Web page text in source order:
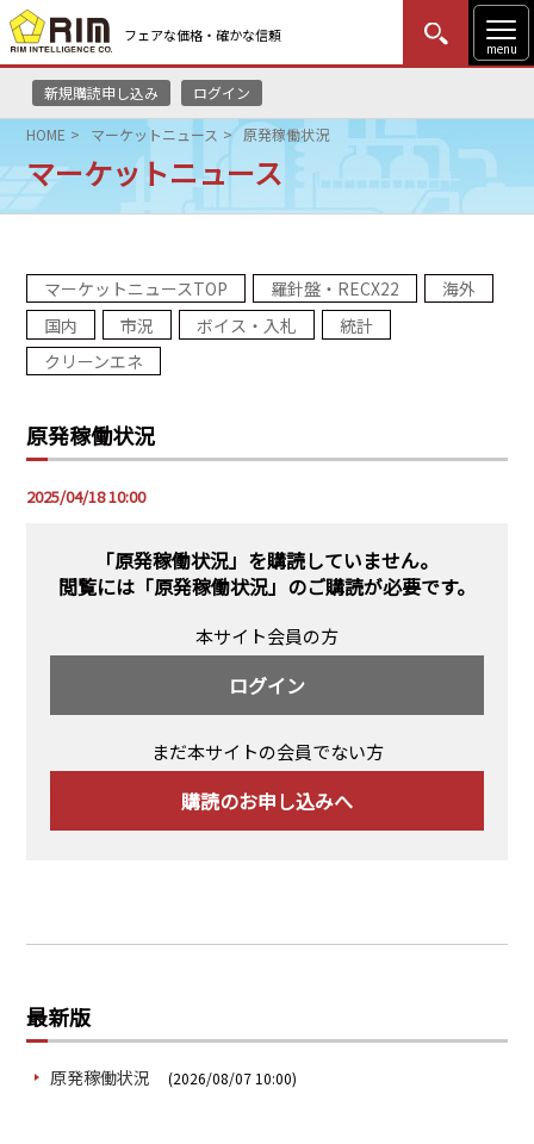
フェアな価格・確かな信頼
menu
新規購読申し込み ログイン
MENU
はじめての方
HOME
リムレポート
メソドロジー
コンサルティング
採用情報
瑞姆亜太能源諮問(北京)
Rim Energy Media(韓国語)
HOME マーケットニュース 原発稼働状況
マーケットニュース
マーケットニュースTOP 羅針盤・RECX22
海外
国内
市況 ボイス・入札
統計
クリーンエネ
原発稼働状況
2025/04/18 10:00
「原発稼働状況」を購読していません。
閲覧には 「原発稼働状況」のご購読が必要です。
本サイト会員の方
ログイン
まだ本サイトの会員でない方
購読のお申し込みへ
最新版
原発稼働状況 (2026/08/07 10:00)